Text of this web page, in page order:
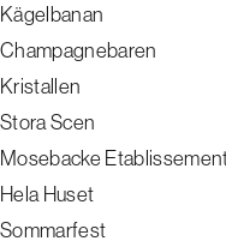
Kägelbanan
Champagnebaren
Kristallen
Stora Scen
Mosebacke
Hela Huset
Sommarfest